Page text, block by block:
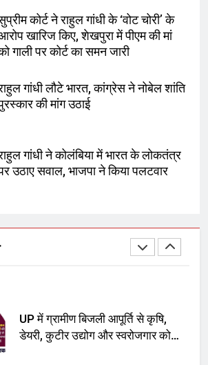
कोर्ट ने राहुल गांधी के ‘वोट चोरी’ के
खारिज किए, शेखपुरा में पीएम की मां
गाली पर कोर्ट का समन जारी
गांधी लौटे भारत, कांग्रेस ने नोबेल शांति
की मांग उठाई
गांधी ने कोलंबिया में भारत के लोकतंत्र
उठाए सवाल, भाजपा ने किया पलटवार
सुप्रीम कोर्ट ने राहुल गांधी के ‘वोट चोरी’
मां को गाली पर कोर्ट का समन जारी
स्वरूप रानी नेहरू चिकित्सालय का
नामकरण करने की मांग को लेकर
289 एकड़ भूमि पर विकसित होगा कार्बन-
फ्री डेटा सेंटर, हजारों उच्च-कुशल
UP में ग्रामीण बिजली आपूर्ति से कृषि,
डेयरी, कुटीर उद्योग और स्वरोजगार को